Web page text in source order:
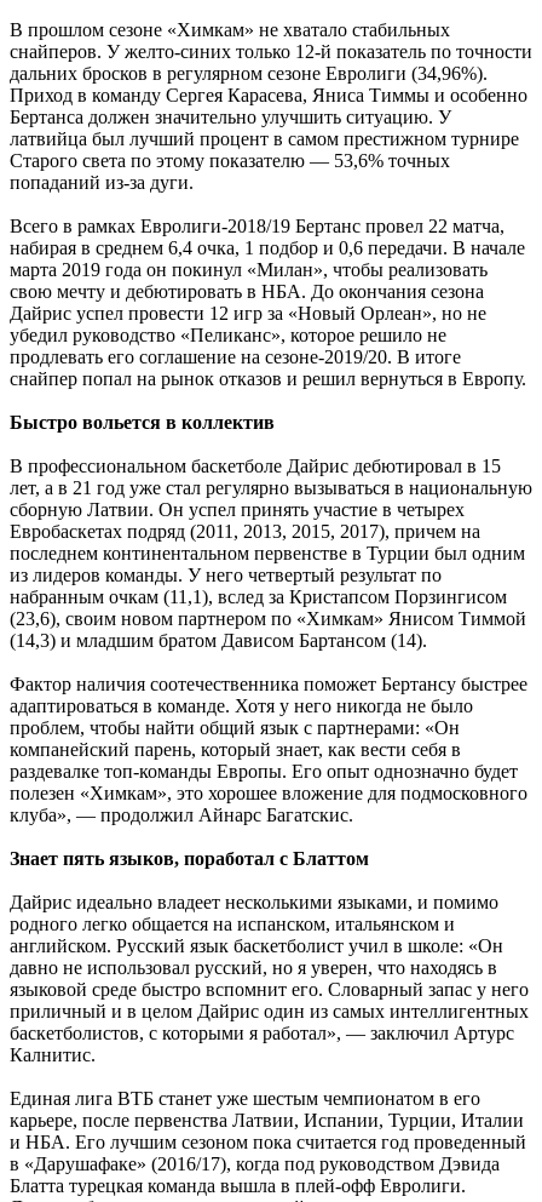
В прошлом сезоне «Химкам» не хватало стабильных
снайперов. У желто-синих только 12-й показатель по точности
дальних бросков в регулярном сезоне Евролиги (34,96%).
Приход в команду Сергея Карасева, Яниса Тиммы и особенно
Бертанса должен значительно улучшить ситуацию. У
латвийца был лучший процент в самом престижном турнире
Старого света по этому показателю — 53,6% точных
попаданий из-за дуги.
Всего в рамках Евролиги-2018/19 Бертанс провел 22 матча,
набирая в среднем 6,4 очка, 1 подбор и 0,6 передачи. В начале
марта 2019 года он покинул «Милан», чтобы реализовать
свою мечту и дебютировать в НБА. До окончания сезона
Дайрис успел провести 12 игр за «Новый Орлеан», но не
убедил руководство «Пеликанс», которое решило не
продлевать его соглашение на сезоне-2019/20. В итоге
снайпер попал на рынок отказов и решил вернуться в Европу.
Быстро вольется в коллектив
В профессиональном баскетболе Дайрис дебютировал в 15
лет, а в 21 год уже стал регулярно вызываться в национальную
сборную Латвии. Он успел принять участие в четырех
Евробаскетах подряд (2011, 2013, 2015, 2017), причем на
последнем континентальном первенстве в Турции был одним
из лидеров команды. У него четвертый результат по
набранным очкам (11,1), вслед за Кристапсом Порзингисом
(23,6), своим новом партнером по «Химкам» Янисом Тиммой
(14,3) и младшим братом Дависом Бартансом (14).
Фактор наличия соотечественника поможет Бертансу быстрее
адаптироваться в команде. Хотя у него никогда не было
проблем, чтобы найти общий язык с партнерами: «Он
компанейский парень, который знает, как вести себя в
раздевалке топ-команды Европы. Его опыт однозначно будет
полезен «Химкам», это хорошее вложение для подмосковного
клуба», — продолжил Айнарс Багатскис.
Знает пять языков, поработал с Блаттом
Дайрис идеально владеет несколькими языками, и помимо
родного легко общается на испанском, итальянском и
английском. Русский язык баскетболист учил в школе: «Он
давно не использовал русский, но я уверен, что находясь в
языковой среде быстро вспомнит его. Словарный запас у него
приличный и в целом Дайрис один из самых интеллигентных
баскетболистов, с которыми я работал», — заключил Артурс
Калнитис.
Единая лига ВТБ станет уже шестым чемпионатом в его
карьере, после первенства Латвии, Испании, Турции, Италии
и НБА. Его лучшим сезоном пока считается год проведенный
в «Дарушафаке» (2016/17), когда под руководством Дэвида
Блатта турецкая команда вышла в плей-офф Евролиги.